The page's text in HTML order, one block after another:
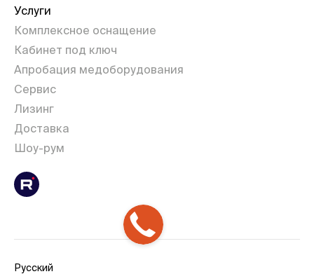
Услуги
Комплексное оснащение
Кабинет под ключ
Апробация медоборудования
Сервис
Лизинг
Доставка
Шоу-рум
Русский